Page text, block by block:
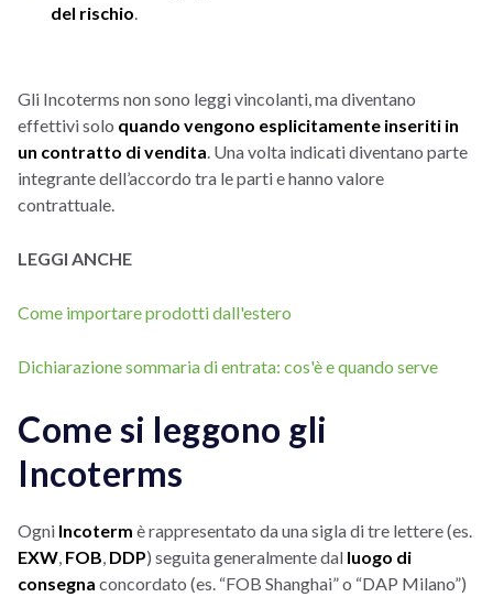
del rischio
Gli Incoterms non sono leggi vincolanti, ma diventano
effettivi solo quando vengono esplicitamente inseriti in
un contratto di vendita . Una volta indicati diventano parte
integrante dell’accordo tra le parti e hanno valore
contrattuale.
LEGGI ANCHE
Come importare prodotti dall'estero
Dichiarazione sommaria di entrata: cos'è e quando serve
Come si leggono gli
Incoterms
Ogni Incoterm è rappresentato da una sigla di tre lettere (es.
EXW FOB DDP) seguita generalmente dal luogo di
consegna concordato (es. “FOB Shanghai” o “DAP Milano”)